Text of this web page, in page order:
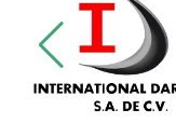
Carpinterías
Centros